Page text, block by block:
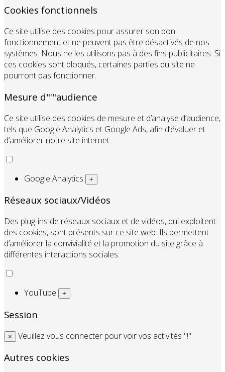
Cookies fonctionnels
Ce site utilise des cookies pour assurer son bon
fonctionnement et ne peuvent pas être désactivés de nos
systèmes. Nous ne les utilisons pas à des fins publicitaires. Si
ces cookies sont bloqués, certaines parties du site ne
pourront pas fonctionner.
Mesure d"'"audience
Ce site utilise des cookies de mesure et d’analyse d’audience,
tels que Google Analytics et Google Ads, afin d’évaluer et
d’améliorer notre site internet.
Google Analytics +
Réseaux sociaux/Vidéos
Des plug-ins de réseaux sociaux et de vidéos, qui exploitent
des cookies, sont présents sur ce site web. Ils permettent
d’améliorer la convivialité et la promotion du site grâce à
différentes interactions sociales.
YouTube +
Session
× Veuillez vous connecter pour voir vos activités "!"
Autres cookies